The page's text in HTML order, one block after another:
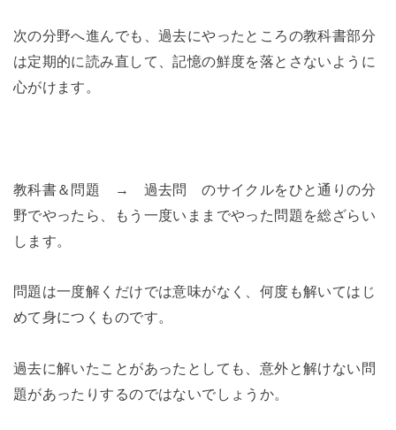
次の分野へ進んでも、過去にやったところの教科書部分
は定期的に読み直して、記憶の鮮度を落とさないように
心がけます。
教科書＆問題 → 過去問 のサイクルをひと通りの分
野でやったら、もう一度いままでやった問題を総ざらい
します。
問題は一度解くだけでは意味がなく、何度も解いてはじ
めて身につくものです。
過去に解いたことがあったとしても、意外と解けない問
題があったりするのではないでしょうか。